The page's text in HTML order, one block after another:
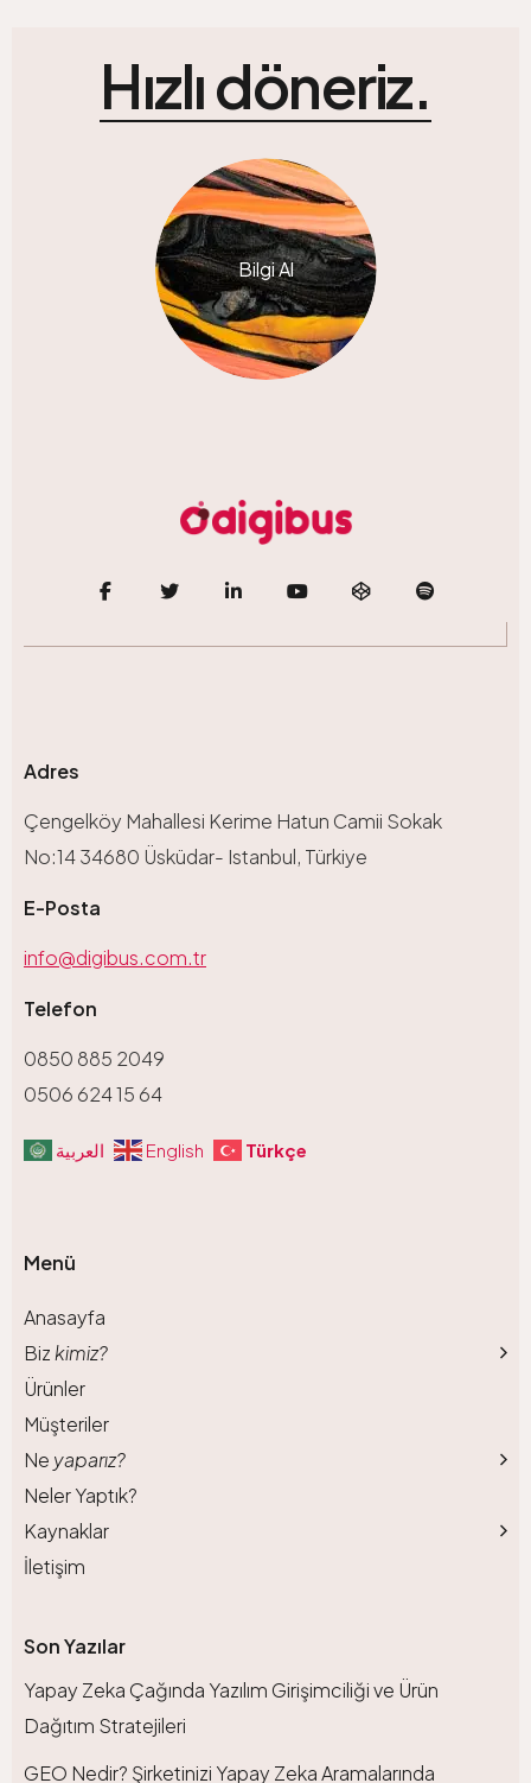
Hızlı döneriz.
Bilgi Al
Adres
Çengelköy Mahallesi Kerime Hatun Camii Sokak
No:14 34680 Üsküdar- Istanbul, Türkiye
E-Posta
info@digibus.com.tr
Telefon
0850 885 2049
0506 624 15 64
العربية English Türkçe
Menü
Anasayfa
Bizkimiz?
Ürünler
Müşteriler
Ne yaparız?
Neler Yaptık?
Kaynaklar
İletişim
Son Yazılar
Yapay Zeka Çağında Yazılım Girişimciliği ve Ürün
Dağıtım Stratejileri
GEO Nedir? Şirketinizi Yapay Zeka Aramalarında